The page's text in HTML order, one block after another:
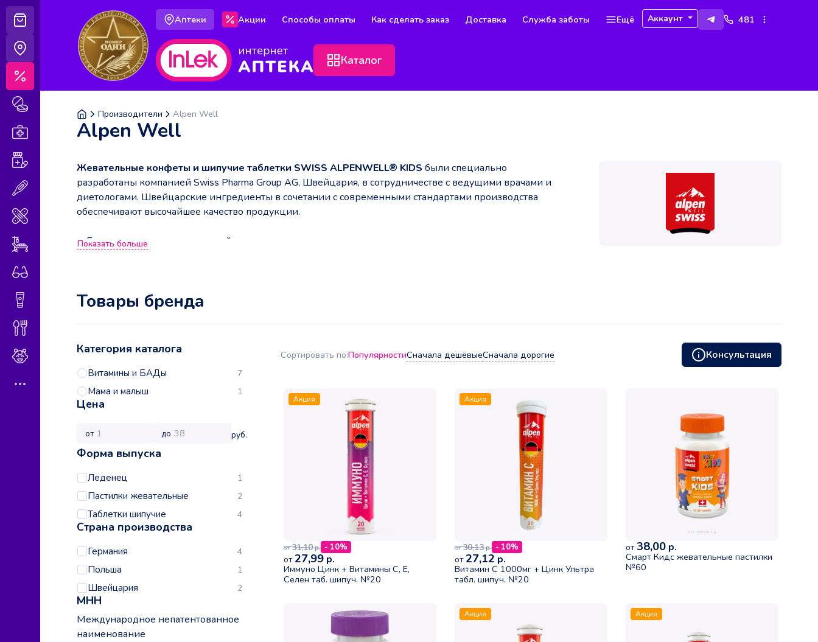
Медицинская техника
Медицинские изделия
Уход за больными
Гигиена и косметика
Мама и малыш
Аптеки Акции Способы оплаты Как сделать заказ Доставка Служба заботы Ещё Аккаунт 481
Каталог
Производители Alpen Well
Alpen Well
Жевательные конфеты и шипучие таблетки SWISS ALPENWELL® KIDS были специально
разработаны компанией Swiss Pharma Group AG, Швейцария, в сотрудничестве с ведущими врачами и
диетологами. Швейцарские ингредиенты в сочетании с современными стандартами производства
обеспечивают высочайшее качество продукции.
Без искусственных красителей и ароматизаторов.
Без консервантов.
Показать больше
Товары бренда
Категория каталога
Витамины и БАДы 7
Мама и малыш 1
Цена
от до руб.
Форма выпуска
Леденец 1
Пастилки жевательные 2
Таблетки шипучие 4
Страна производства
Германия 4
Польша 1
Швейцария 2
МНН
Международное непатентованное
наименование
Сортировать по:ПопулярностиСначала дешёвыеСначала дорогие Консультация
Акция
от 31,10р. - 10%
от 27,99 р.
Иммуно Цинк + Витамины С, Е,
Селен таб. шипуч. №20
Акция
от 30,13р. - 10%
от 27,12 р.
Витамин С 1000мг + Цинк Ультра
табл. шипуч. №20
от 38,00р.
Смарт Кидс жевательные пастилки
№60
Акция Акция